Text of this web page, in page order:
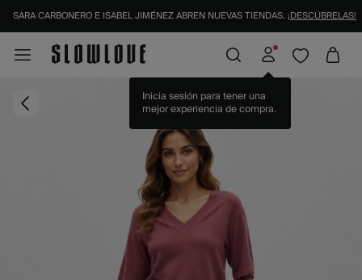
SARA CARBONERO E ISABEL JIMÉNEZ ABREN NUEVAS TIENDAS. ¡DESCÚBRELAS!
Inicia sesión para tener una
mejor experiencia de compra.